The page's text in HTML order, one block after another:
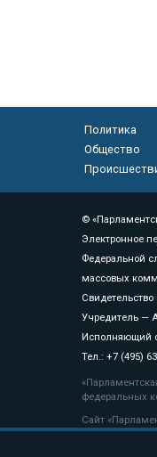
Политика
Общество
©
Электронное
Федеральной
массовых
Учредитель —
Исполняющий
Тел.: +7 (495)
федеральных
Сайт